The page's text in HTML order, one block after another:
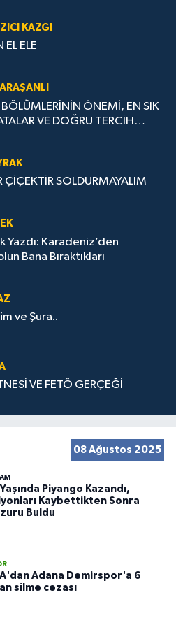
KAZGI
EL ELE
ÖNEMİ, EN SIK
VE DOĞRU TERCİH
ÇİÇEKTİR SOLDURMAYALIM
Yazdı: Karadeniz’den
Bana Bıraktıkları
ve Şura..
VE FETÖ GERÇEĞİ
08 Ağustos 2025
Piyango Kazandı,
Kaybettikten Sonra
Buldu
Adana Demirspor'a 6
silme cezası